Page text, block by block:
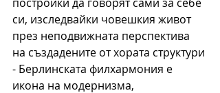
си, изследвайки човешкия живот
през неподвижната перспектива
на създадените от хората структури
- Берлинската филхармония е
икона на модернизма,